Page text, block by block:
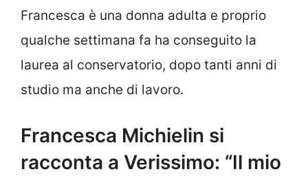
Francesca è una donna adulta e proprio
qualche settimana fa ha conseguito la
laurea al conservatorio, dopo tanti anni di
studio ma anche di lavoro.
Francesca Michielin si
racconta a Verissimo: “Il mio